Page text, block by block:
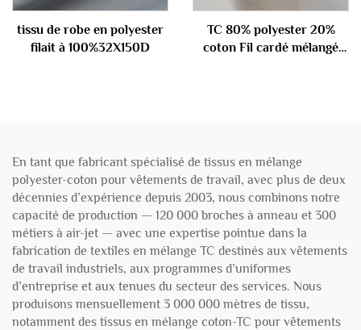
tissu de robe en polyester
filait à 100%32X150D
TC 80% polyester 20%
coton Fil cardé mélangé
En tant que fabricant spécialisé de tissus en mélange
polyester-coton pour vêtements de travail, avec plus de deux
décennies d’expérience depuis 2003, nous combinons notre
capacité de production — 120 000 broches à anneau et 300
métiers à air-jet — avec une expertise pointue dans la
fabrication de textiles en mélange TC destinés aux vêtements
de travail industriels, aux programmes d’uniformes
d’entreprise et aux tenues du secteur des services. Nous
produisons mensuellement 3 000 000 mètres de tissu,
notamment des tissus en mélange coton-TC pour vêtements